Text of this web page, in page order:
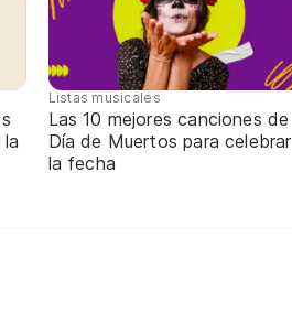
Listas musicales
Las 10 mejores canciones de
Día de Muertos para celebrar
la fecha